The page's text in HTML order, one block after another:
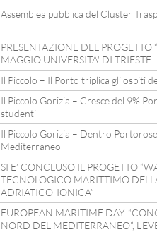
Assemblea pubblica del Cluster
PRESENTAZIONE DEL PROGETTO
MAGGIO UNIVERSITA’ DI TRIESTE
Il Piccolo – Il Porto triplica gli ospiti
Il Piccolo Gorizia – Cresce del 9%
studenti
Il Piccolo Gorizia – Dentro
Mediterraneo
SI E’ CONCLUSO IL PROGETTO
TECNOLOGICO MARITTIMO
ADRIATICO-IONICA”
EUROPEAN MARITIME DAY:
NORD DEL MEDITERRANEO”,